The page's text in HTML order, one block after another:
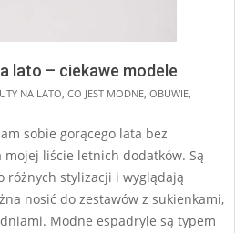
lato – ciekawe modele
NA LATO, CO JEST MODNE, OBUWIE,
sobie gorącego lata bez
liście letnich dodatków. Są
różnych stylizacji i wyglądają
nosić do zestawów z sukienkami,
Modne espadryle są typem